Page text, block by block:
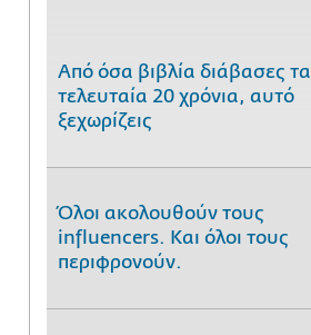
Από όσα βιβλία διάβασες τα
τελευταία 20 χρόνια, αυτό
ξεχωρίζεις
Όλοι ακολουθούν τους
influencers. Και όλοι τους
περιφρονούν.